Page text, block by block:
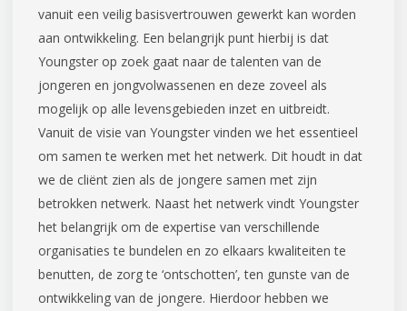
vanuit een veilig basisvertrouwen gewerkt kan worden
aan ontwikkeling. Een belangrijk punt hierbij is dat
Youngster op zoek gaat naar de talenten van de
jongeren en jongvolwassenen en deze zoveel als
mogelijk op alle levensgebieden inzet en uitbreidt.
Vanuit de visie van Youngster vinden we het essentieel
om samen te werken met het netwerk. Dit houdt in dat
we de cliënt zien als de jongere samen met zijn
betrokken netwerk. Naast het netwerk vindt Youngster
het belangrijk om de expertise van verschillende
organisaties te bundelen en zo elkaars kwaliteiten te
benutten, de zorg te ‘ontschotten’, ten gunste van de
ontwikkeling van de jongere. Hierdoor hebben we